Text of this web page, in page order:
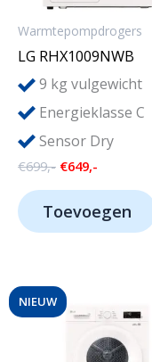
Warmtepompdrogers
LG RHX1009NWB
9 kg vulgewicht
Energieklasse C
Sensor Dry
€699,- Oorspronkelijke
€699,-.
€649,-
€649,-.
Toevoegen
NIEUW